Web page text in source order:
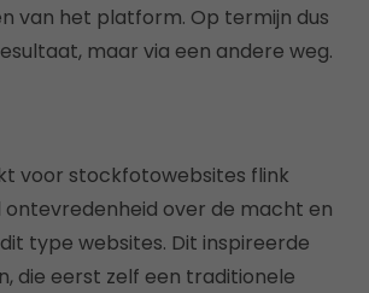
van het platform. Op termijn dus
maar via een andere weg.
voor stockfotowebsites flink
ontevredenheid over de macht en
type websites. Dit inspireerde
die eerst zelf een traditionele